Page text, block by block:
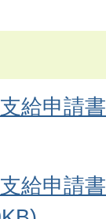
給申請
給申請